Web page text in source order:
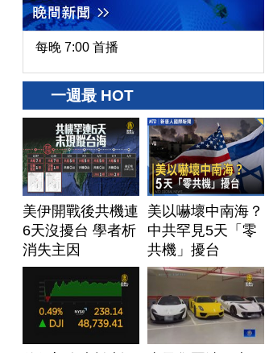
每晚 7:00 首播
一週最 HOT
美伊開戰後共機連
6天沒擾台 學者析
消失主因
美以嚇壞中南海？
中共罕見5天「零
共機」擾台